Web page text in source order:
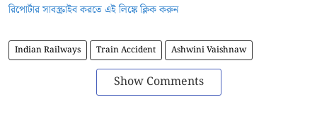
রিপোর্টার সাবস্ক্রাইব করতে এই লিঙ্কে ক্লিক করুন
Indian Railways Train Accident Ashwini Vaishnaw
Show Comments